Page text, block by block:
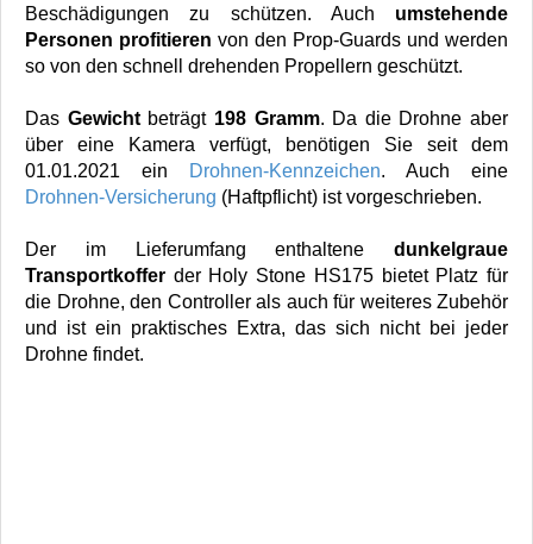
Beschädigungen zu schützen. Auch umstehende
Personen profitieren von den Prop-Guards und werden
so von den schnell drehenden Propellern geschützt.
Das Gewichtbeträgt 198 Gramm. Da die Drohne aber
über eine Kamera verfügt, benötigen Sie seit dem
01.01.2021 ein
Drohnen-Kennzeichen. Auch eine
Drohnen-Versicherung (Haftpflicht) ist vorgeschrieben.
Der im Lieferumfang enthaltene dunkelgraue
Transportkoffer der Holy Stone HS175 bietet Platz für
die Drohne, den Controller als auch für weiteres Zubehör
und ist ein praktisches Extra, das sich nicht bei jeder
Drohne findet.